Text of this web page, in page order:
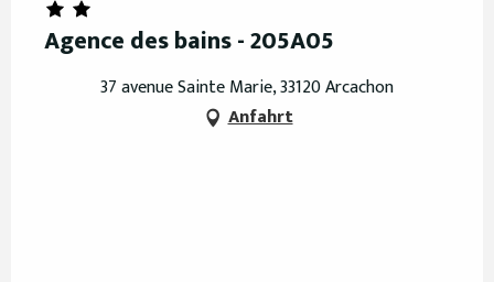
Agence des bains - 205A05
37 avenue Sainte Marie, 33120 Arcachon
Anfahrt